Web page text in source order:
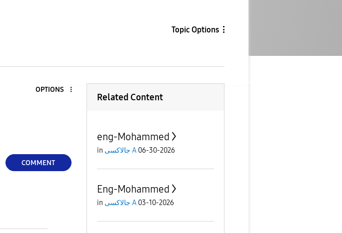
Topic Options
OPTIONS
COMMENT
Related Content
eng-Mohammed
in جالاكسى A 06-30-2026
Eng-Mohammed
in جالاكسى A 03-10-2026